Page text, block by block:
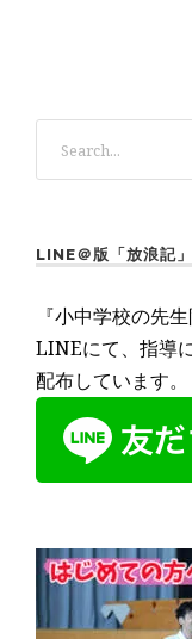
LINE＠版「放浪記」
『小中学校の先生
LINEにて、指導
配布しています。